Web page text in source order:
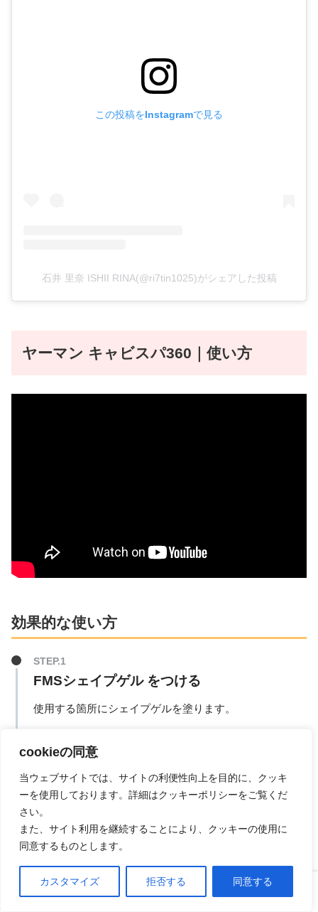
cookieの同意
当ウェブサイトでは、サイトの利便性向上を目的に、クッキ
ーを使用しております。詳細はクッキーポリシーをご覧くだ
さい。
また、サイト利用を継続することにより、クッキーの使用に
同意するものとします。
カスタマイズ 拒否する 同意する
この投稿をInstagramで見る
石井 里奈 ISHII RINA(@ri7tin1025)がシェアした投稿
ヤーマン キャビスパ360 ｜使い方
効果的な使い方
FMSシェイプゲル をつける
使用する箇所にシェイプゲルを塗ります。
筋膜ケア
スティック状の本体をお肌に当て押し流します。
引き締めケア